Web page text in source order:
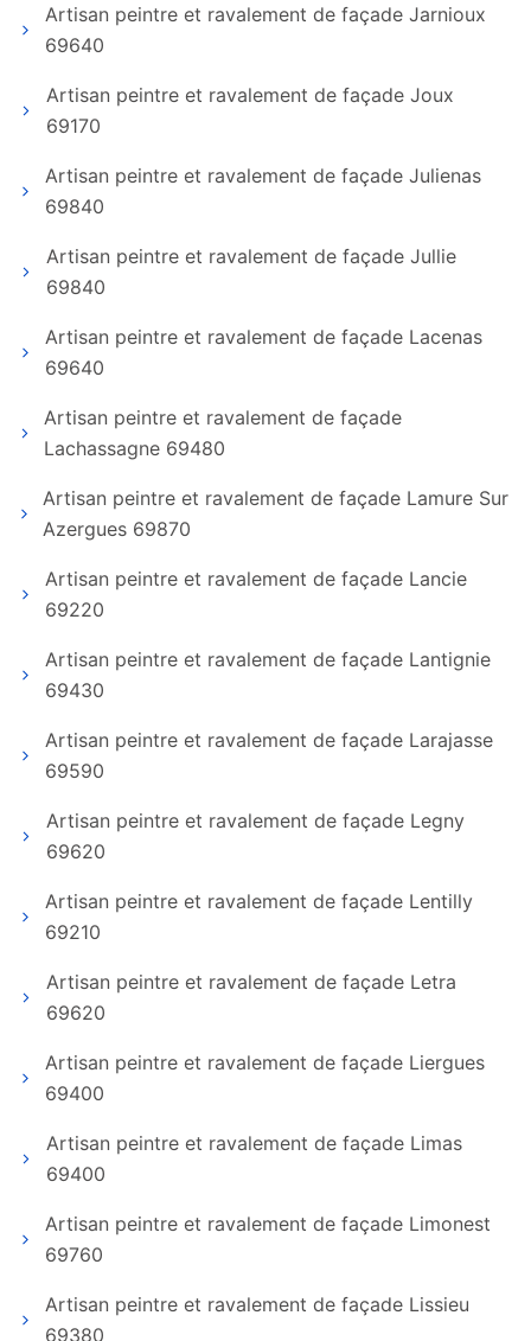
Artisan peintre et ravalement de façade Jarnioux
69640
Artisan peintre et ravalement de façade Joux
69170
Artisan peintre et ravalement de façade Julienas
69840
Artisan peintre et ravalement de façade Jullie
69840
Artisan peintre et ravalement de façade Lacenas
69640
Artisan peintre et ravalement de façade
Lachassagne 69480
Artisan peintre et ravalement de façade Lamure Sur
Azergues 69870
Artisan peintre et ravalement de façade Lancie
69220
Artisan peintre et ravalement de façade Lantignie
69430
Artisan peintre et ravalement de façade Larajasse
69590
Artisan peintre et ravalement de façade Legny
69620
Artisan peintre et ravalement de façade Lentilly
69210
Artisan peintre et ravalement de façade Letra
69620
Artisan peintre et ravalement de façade Liergues
69400
Artisan peintre et ravalement de façade Limas
69400
Artisan peintre et ravalement de façade Limonest
69760
Artisan peintre et ravalement de façade Lissieu
69380